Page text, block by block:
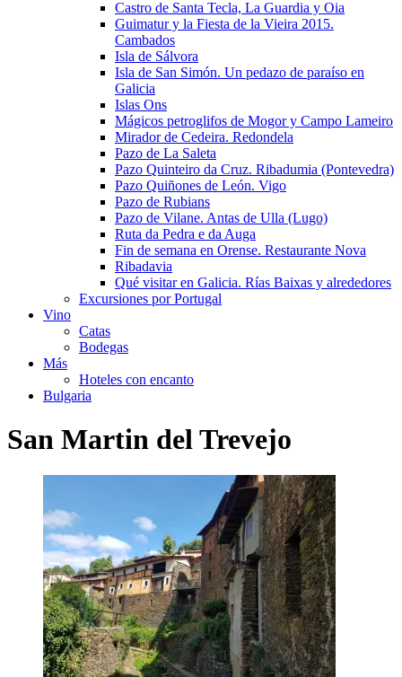
Castro de Santa Tecla, La Guardia y Oia
Guimatur y la Fiesta de la Vieira 2015.
Cambados
Isla de Sálvora
Isla de San Simón. Un pedazo de paraíso en
Galicia
Islas Ons
Mágicos petroglifos de Mogor y Campo Lameiro
Mirador de Cedeira. Redondela
Pazo de La Saleta
Pazo Quinteiro da Cruz. Ribadumia (Pontevedra)
Pazo Quiñones de León. Vigo
Pazo de Rubians
Pazo de Vilane. Antas de Ulla (Lugo)
Ruta da Pedra e da Auga
Fin de semana en Orense. Restaurante Nova
Ribadavia
Qué visitar en Galicia. Rías Baixas y alrededores
Excursiones por Portugal
Vino
Catas
Bodegas
Más
Hoteles con encanto
Bulgaria
San Martin del Trevejo